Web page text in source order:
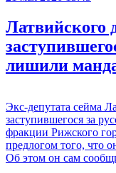
Латвийского
лишили
Экс-депутата сейма
заступившегося за
фракции Рижского
предлогом того, что
Об этом он сам